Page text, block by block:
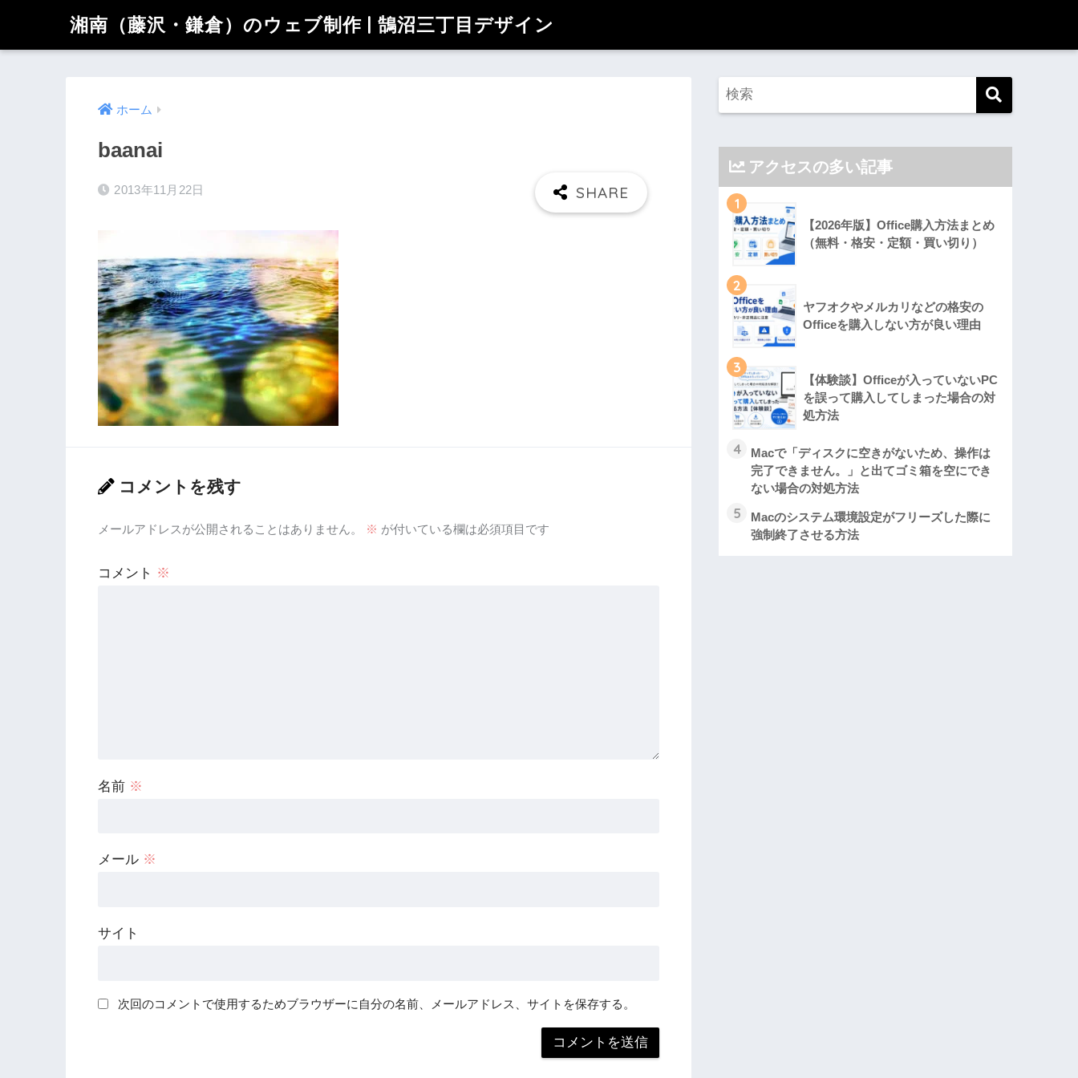
湘南（藤沢・鎌倉）のウェブ制作 | 鵠沼三丁目デザイン
ホーム
baanai
2013年11月22日
コメントを残す
メールアドレスが公開されることはありません。 ※ が付いている欄は必須項目です
コメント ※
名前 ※
メール ※
サイト
次回のコメントで使用するためブラウザーに自分の名前、メールアドレス、サイトを保存する。
アクセスの多い記事
1
【2026年版】Office購入方法まとめ
（無料・格安・定額・買い切り）
2
ヤフオクやメルカリなどの格安の
Officeを購入しない方が良い理由
3
【体験談】Officeが入っていないPC
を誤って購入してしまった場合の対
処方法
4
Macで「ディスクに空きがないため、操作は
完了できません。」と出てゴミ箱を空にでき
ない場合の対処方法
5
Macのシステム環境設定がフリーズした際に
強制終了させる方法